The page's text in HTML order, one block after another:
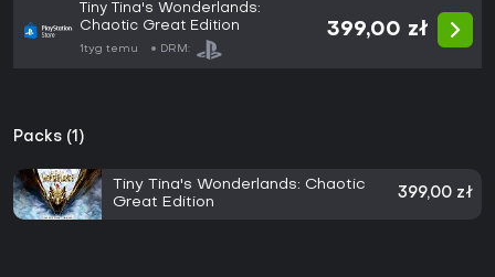
Tiny Tina's Wonderlands:
Chaotic Great Edition
1tyg temu DRM:
399,00 zł
Packs (1)
Tiny Tina's Wonderlands: Chaotic
Great Edition
399,00 zł